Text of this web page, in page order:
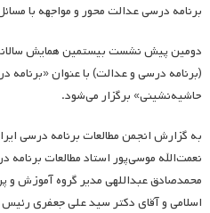
برنامه درسی عدالت محور و مواجهه با
دومین پیش نشست بیستمین همایش
(برنامه درسی و عدالت) با عنوان «برنامه
حاشیه‌نشینی» برگزار می‌شود.
به گزارش انجمن مطالعات برنامه درسی
نعمت‌الله موسی‌پور استاد مطالعات برنامه
محمدصادق عبداللهی مدیر گروه آموزش
اسلامی و آقای دکتر سید علی جعفری رئیس